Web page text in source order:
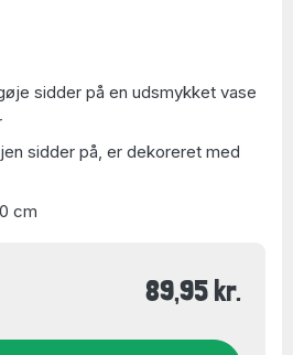
sidder på en udsmykket vase
sidder på, er dekoreret med
cm
89,95 kr.